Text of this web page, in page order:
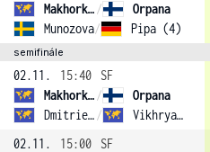
Makhorkina /
Orpana
Munozova/ Pipa (4)
semifinále
02.11. 15:40
SF
Makhorkina /
Orpana
Dmitrieva / Vikhryanova
02.11.
15:00
SF